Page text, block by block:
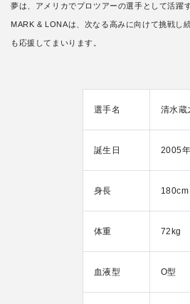
夢は、アメリカでプロツアーの選手として活躍
MARK & LONAは、次なる高みに向けて挑戦し
も応援してまいります。
選手名 清水蔵
誕生日 2005
身長 180cm
体重 72kg
血液型 O型